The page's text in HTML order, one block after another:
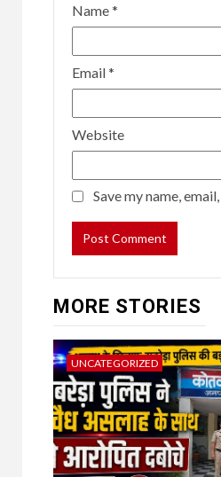
Name*
Email*
Website
Save my name,
MORE STORIES
UNCATEGORIZED